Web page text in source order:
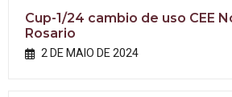
Cup-1/24 cambio de uso CEE
Rosario
2 DE MAIO DE 2024